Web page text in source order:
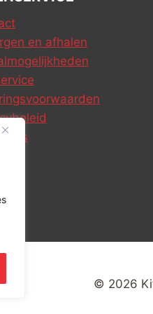
en afhalen
© 2026